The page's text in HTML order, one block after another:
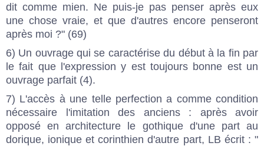
dit comme mien. Ne puis-je pas penser après eux
une chose vraie, et que d'autres encore penseront
après moi ?" (69)
6) Un ouvrage qui se caractérise du début à la fin par
le fait que l'expression y est toujours bonne est un
ouvrage parfait (4).
7) L'accès à une telle perfection a comme condition
nécessaire l'imitation des anciens : après avoir
opposé en architecture le gothique d'une part au
dorique, ionique et corinthien d'autre part, LB écrit : "